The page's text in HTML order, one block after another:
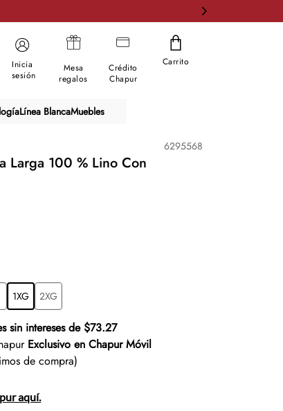
Inicia
sesión
Mesa
regalos
Crédito
Chapur
Carrito
Línea BlancaMuebles
6295568
Larga 100 % Lino Con
1XG 2XG
sin intereses de $73.27
Exclusivo en Chapur Móvil
de compra)
aquí.